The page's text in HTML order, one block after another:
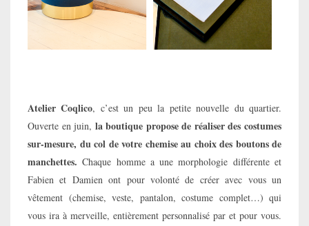
Atelier Coqlico, c’est un peu la petite nouvelle du quartier.
Ouverte en juin, la boutique propose de réaliser des costumes
sur-mesure, du col de votre chemise au choix des boutons de
manchettes.Chaque homme a une morphologie différente et
Fabien et Damien ont pour volonté de créer avec vous un
vêtement (chemise, veste, pantalon, costume complet…) qui
vous ira à merveille, entièrement personnalisé par et pour vous.